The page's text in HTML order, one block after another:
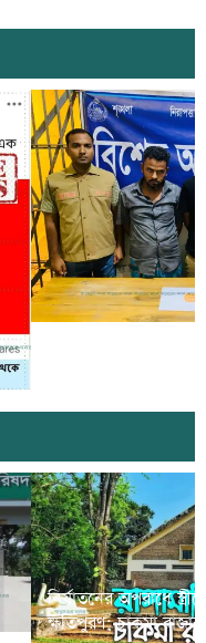
নির্যাতনের অপরাধে
ক্ষতিপুরণ; চাকমা